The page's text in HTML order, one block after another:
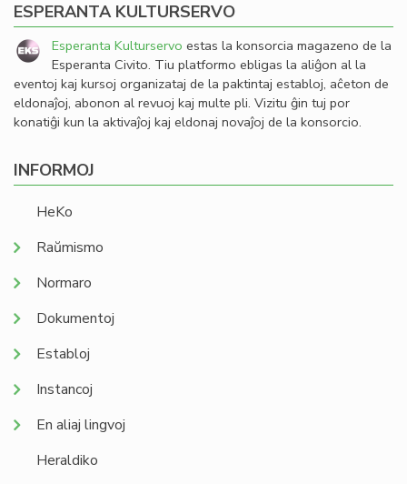
ESPERANTA KULTURSERVO
Esperanta Kulturservo estas la konsorcia magazeno de la
Esperanta Civito. Tiu platformo ebligas la aliĝon al la
eventoj kaj kursoj organizataj de la paktintaj establoj, aĉeton de
eldonaĵoj, abonon al revuoj kaj multe pli. Vizitu ĝin tuj por
konatiĝi kun la aktivaĵoj kaj eldonaj novaĵoj de la konsorcio.
INFORMOJ
HeKo
Raŭmismo
Normaro
Dokumentoj
Establoj
Instancoj
En aliaj lingvoj
Heraldiko